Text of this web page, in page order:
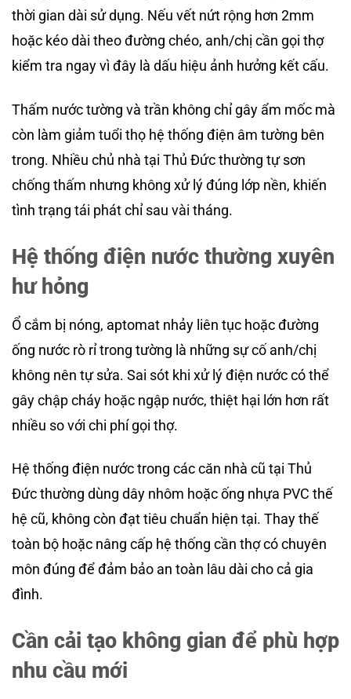
thời gian dài sử dụng. Nếu vết nứt rộng hơn 2mm
hoặc kéo dài theo đường chéo, anh/chị cần gọi thợ
kiểm tra ngay vì đây là dấu hiệu ảnh hưởng kết cấu.
Thấm nước tường và trần không chỉ gây ẩm mốc mà
còn làm giảm tuổi thọ hệ thống điện âm tường bên
trong. Nhiều chủ nhà tại Thủ Đức thường tự sơn
chống thấm nhưng không xử lý đúng lớp nền, khiến
tình trạng tái phát chỉ sau vài tháng.
Hệ thống điện nước thường xuyên
hư hỏng
Ổ cắm bị nóng, aptomat nhảy liên tục hoặc đường
ống nước rò rỉ trong tường là những sự cố anh/chị
không nên tự sửa. Sai sót khi xử lý điện nước có thể
gây chập cháy hoặc ngập nước, thiệt hại lớn hơn rất
nhiều so với chi phí gọi thợ.
Hệ thống điện nước trong các căn nhà cũ tại Thủ
Đức thường dùng dây nhôm hoặc ống nhựa PVC thế
hệ cũ, không còn đạt tiêu chuẩn hiện tại. Thay thế
toàn bộ hoặc nâng cấp hệ thống cần thợ có chuyên
môn đúng để đảm bảo an toàn lâu dài cho cả gia
đình.
Cần cải tạo không gian để phù hợp
nhu cầu mới